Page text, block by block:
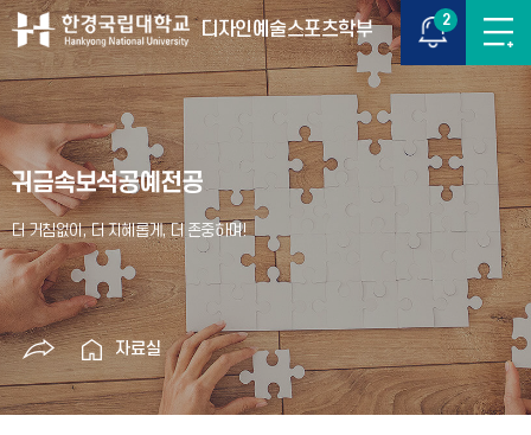
디자인예술스포츠학부 2
귀금속보석공예전공
자료실